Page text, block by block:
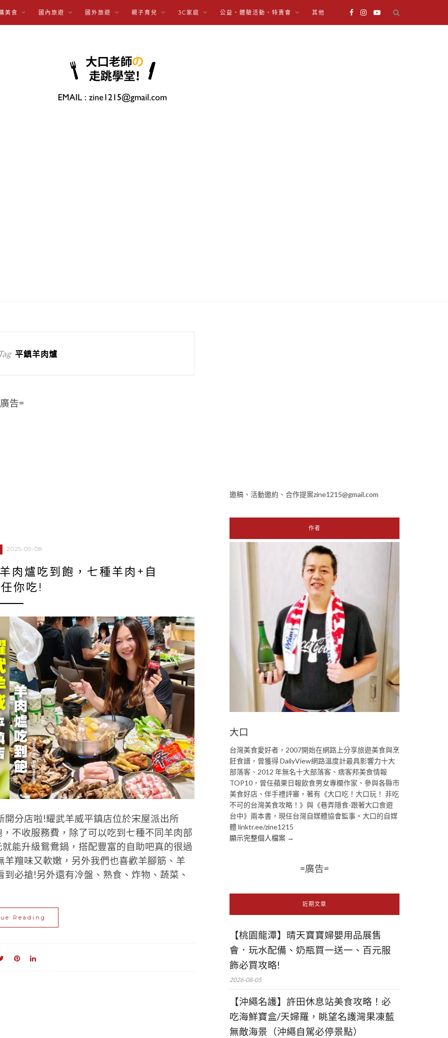
美食 國內旅遊 國外旅遊 親子育兒 3C家庭 公益、體驗活動、特賣會 其他
平鎮羊肉爐
告=
2025-09-08
肉爐吃到飽，七種羊肉+自
你吃!
分店啦!耀武羊威平鎮店位於宋屋派出所
不收服務費，除了可以吃到七種不同羊肉部
能升級鴛鴦鍋，搭配豐富的自助吧真的很過
羶味又軟嫩，另外我們也喜歡羊腳筋、羊
必搶!另外還有冷盤、熟食、炸物、蔬菜、
Reading
邀稿、活動邀約、合作提案zine1215@gmail.com
作者
大口
台灣美食愛好者，2007開始在網路上分享旅遊美食與烹
飪食譜，曾獲得 DailyView網路溫度計最具影響力十大
部落客、2012 年無名十大部落客、痞客邦美食情報
TOP10，曾任蘋果日報飲食男女專欄作家、參與各縣市
美食好店、伴手禮評審，著有《大口吃！大口玩！ 非吃
不可的台灣美食攻略！》與《巷弄隱食-跟著大口食遊
台中》兩本書，現任台灣自媒體協會監事。大口的自媒
體 linktr.ee/zine1215
顯示完整個人檔案 →
=廣告=
近期文章
【桃園龍潭】晴天寶寶婦嬰用品展售
會．玩水配備、奶瓶買一送一、百元服
飾必買攻略!
2026-08-05
【沖繩名護】許田休息站美食攻略！必
吃海鮮寶盒/天婦羅，眺望名護灣果凍藍
無敵海景（沖繩自駕必停景點）